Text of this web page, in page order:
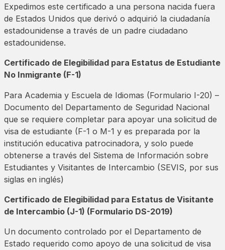
Expedimos este certificado a una persona nacida fuera
de Estados Unidos que derivó o adquirió la ciudadanía
estadounidense a través de un padre ciudadano
estadounidense.
Certificado de Elegibilidad para Estatus de Estudiante
No Inmigrante (F-1)
Para Academia y Escuela de Idiomas (Formulario I-20) –
Documento del Departamento de Seguridad Nacional
que se requiere completar para apoyar una solicitud de
visa de estudiante (F-1 o M-1 y es preparada por la
institución educativa patrocinadora, y solo puede
obtenerse a través del Sistema de Información sobre
Estudiantes y Visitantes de Intercambio (SEVIS, por sus
siglas en inglés)
Certificado de Elegibilidad para Estatus de Visitante
de Intercambio (J-1) (Formulario DS-2019)
Un documento controlado por el Departamento de
Estado requerido como apoyo de una solicitud de visa